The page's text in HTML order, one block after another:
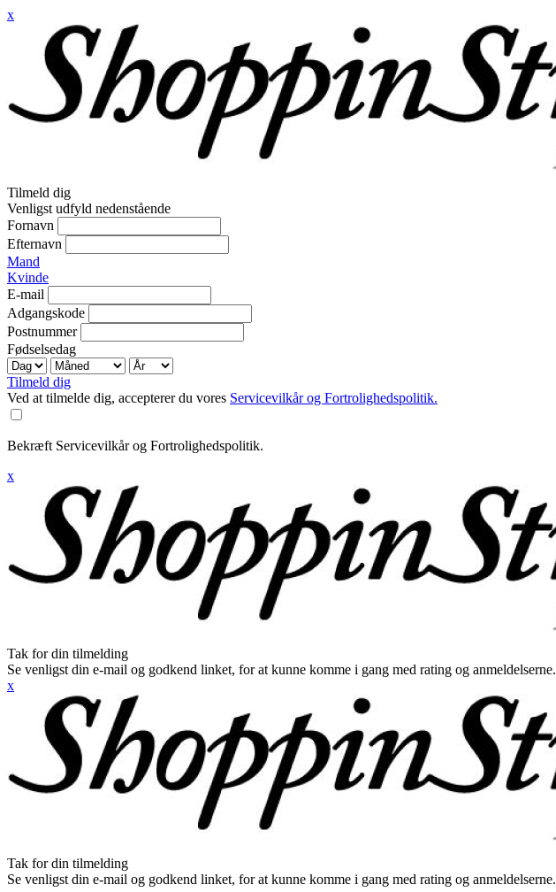
x
Tilmeld dig
Venligst udfyld nedenstående
Fornavn
Efternavn
Mand
Kvinde
E-mail
Adgangskode
Postnummer
Fødselsedag
Tilmeld dig
Ved at tilmelde dig, accepterer du vores Servicevilkår og Fortrolighedspolitik.
Bekræft Servicevilkår og Fortrolighedspolitik.
x
Tak for din tilmelding
Se venligst din e-mail og godkend linket, for at kunne komme i gang med rating og anmeldelserne.
x
Tak for din tilmelding
Se venligst din e-mail og godkend linket, for at kunne komme i gang med rating og anmeldelserne.